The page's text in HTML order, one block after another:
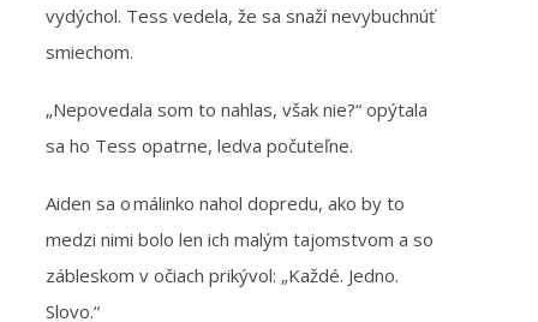
vydýchol. Tess vedela, že sa snaží nevybuchnúť
smiechom.
„Nepovedala som to nahlas, však nie?“ opýtala
sa ho Tess opatrne, ledva počuteľne.
Aiden sa o málinko nahol dopredu, ako by to
medzi nimi bolo len ich malým tajomstvom a so
zábleskom v očiach prikývol: „Každé. Jedno.
Slovo.“